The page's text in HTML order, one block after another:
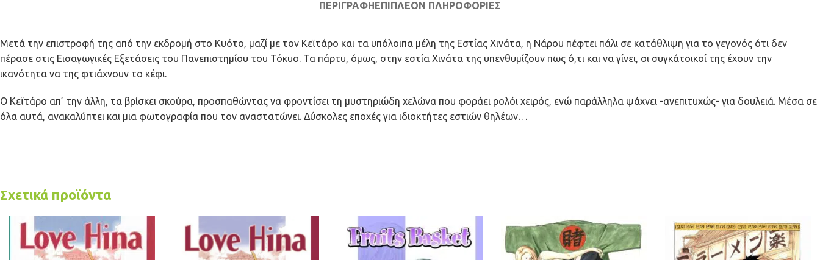
ΠΕΡΙΓΡΑΦΉΕΠΙΠΛΈΟΝ ΠΛΗΡΟΦΟΡΊΕΣ
Μετά την επιστροφή της από την εκδρομή στο Κυότο, μαζί με τον Κεϊτάρο και τα υπόλοιπα μέλη της Εστίας Χινάτα, η Νάρου πέφτει πάλι σε κατάθλιψη για το γεγονός ότι δεν
πέρασε στις Εισαγωγικές Εξετάσεις του Πανεπιστημίου του Τόκυο. Τα πάρτυ, όμως, στην εστία Χινάτα της υπενθυμίζουν πως ό,τι και να γίνει, οι συγκάτοικοί της έχουν την
ικανότητα να της φτιάχνουν το κέφι.
Ο Κεϊτάρο απ’ την άλλη, τα βρίσκει σκούρα, προσπαθώντας να φροντίσει τη μυστηριώδη χελώνα που φοράει ρολόι χειρός, ενώ παράλληλα ψάχνει -ανεπιτυχώς- για δουλειά. Μέσα σε
όλα αυτά, ανακαλύπτει και μια φωτογραφία που τον αναστατώνει. Δύσκολες εποχές για ιδιοκτήτες εστιών θηλέων…
Σχετικά προϊόντα